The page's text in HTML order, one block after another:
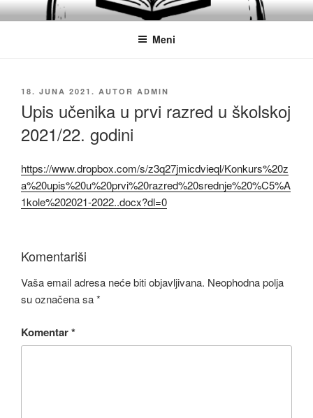
Idi
na
JU SREDNJA POLITEHNIČKA
ŠKOLA MOSTAR
Obrazovanje
Meni
OBJAVLJENO
18. JUNA 2021. AUTOR ADMIN
Upis učenika u prvi razred u školskoj
2021/22. godini
https://www.dropbox.com/s/z3q27jmicdvieql/Konkurs%20z
a%20upis%20u%20prvi%20razred%20srednje%20%C5%A
1kole%202021-2022..docx?dl=0
Komentariši
Vaša email adresa neće biti objavljivana. Neophodna polja
su označena sa*
Komentar*